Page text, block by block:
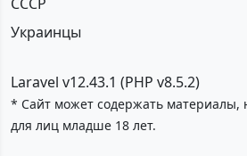
Украинцы
Laravel v12.43.1 (PHP v8.5.2)
* Сайт может содержать материалы,
для лиц младше 18 лет.